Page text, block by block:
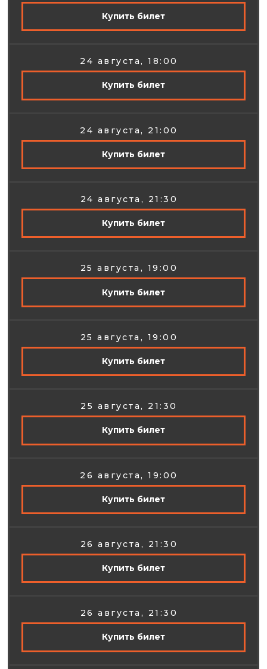
Купить билет
24 августа, 18:00
Купить билет
24 августа, 21:00
Купить билет
24 августа, 21:30
Купить билет
25 августа, 19:00
Купить билет
25 августа, 19:00
Купить билет
25 августа, 21:30
Купить билет
26 августа, 19:00
Купить билет
26 августа, 21:30
Купить билет
26 августа, 21:30
Купить билет